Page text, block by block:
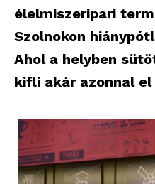
élelmiszeripari
Szolnokon
Ahol a helyben
kifli akár azonnal